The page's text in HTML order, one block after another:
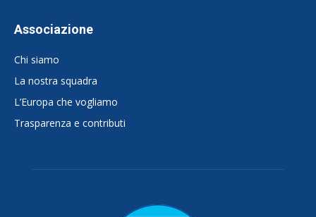
Associazione
Chi siamo
La nostra squadra
L’Europa che vogliamo
Trasparenza e contributi